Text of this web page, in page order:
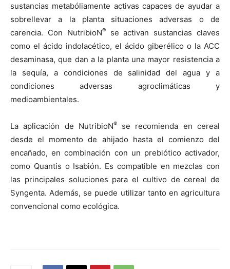
sustancias metabóliamente activas capaces de ayudar a
sobrellevar a la planta situaciones adversas o de
carencia. Con NutribioN®
se activan sustancias claves
como el ácido indolacético, el ácido giberélico o la ACC
desaminasa, que dan a la planta una mayor resistencia a
la sequía, a condiciones de salinidad del agua y a
condiciones adversas agroclimáticas y
medioambientales.
La aplicación de NutribioN® se recomienda en cereal
desde el momento de ahijado hasta el comienzo del
encañado, en combinación con un prebiótico activador,
como Quantis o Isabión. Es compatible en mezclas con
las principales soluciones para el cultivo de cereal de
Syngenta. Además, se puede utilizar tanto en agricultura
convencional como ecológica.